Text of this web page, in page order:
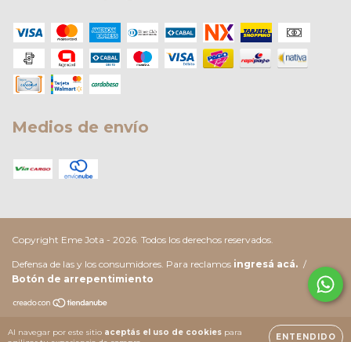
Al navegar por este sitio aceptás el uso de cookies para
ENTENDIDO
Medios de envío
Copyright Eme Jota - 2026. Todos los derechos reservados.
Defensa de las y los consumidores. Para reclamos ingresá acá. /
Botón de arrepentimiento